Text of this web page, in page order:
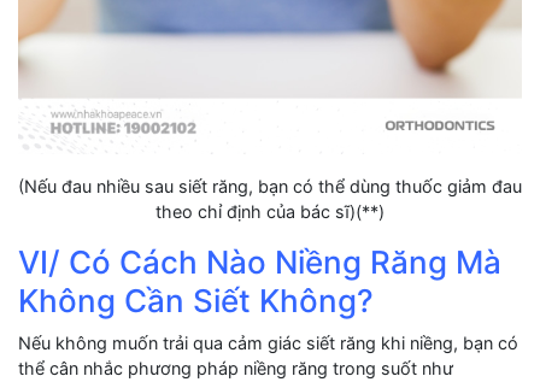
(Nếu đau nhiều sau siết răng, bạn có thể dùng thuốc giảm đau
theo chỉ định của bác sĩ)(**)
VI/ Có Cách Nào Niềng Răng Mà
Không Cần Siết Không?
Nếu không muốn trải qua cảm giác siết răng khi niềng, bạn có
thể cân nhắc phương pháp niềng răng trong suốt như